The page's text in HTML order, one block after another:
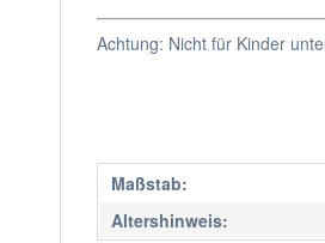
Achtung: Nicht für Kinder
Maßstab:
Altershinweis: